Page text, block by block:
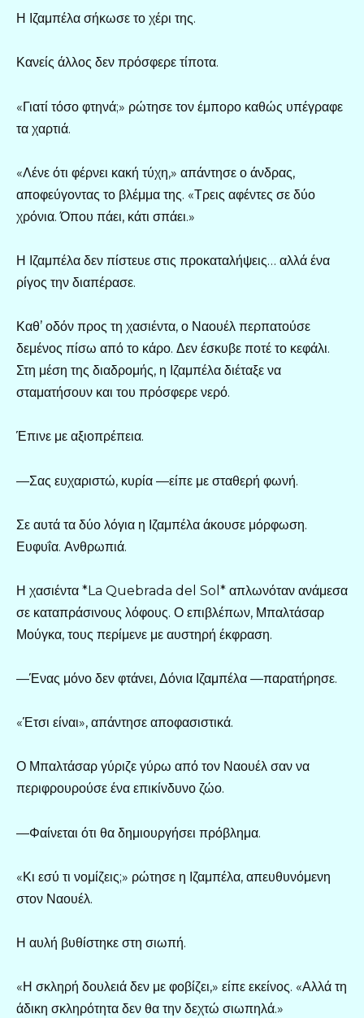
Η Ιζαμπέλα σήκωσε το χέρι της.
Κανείς άλλος δεν πρόσφερε τίποτα.
«Γιατί τόσο φτηνά;» ρώτησε τον έμπορο καθώς υπέγραφε
τα χαρτιά.
«Λένε ότι φέρνει κακή τύχη,» απάντησε ο άνδρας,
αποφεύγοντας το βλέμμα της. «Τρεις αφέντες σε δύο
χρόνια. Όπου πάει, κάτι σπάει.»
Η Ιζαμπέλα δεν πίστευε στις προκαταλήψεις… αλλά ένα
ρίγος την διαπέρασε.
Καθ’ οδόν προς τη χασιέντα, ο Ναουέλ περπατούσε
δεμένος πίσω από το κάρο. Δεν έσκυβε ποτέ το κεφάλι.
Στη μέση της διαδρομής, η Ιζαμπέλα διέταξε να
σταματήσουν και του πρόσφερε νερό.
Έπινε με αξιοπρέπεια.
—Σας ευχαριστώ, κυρία —είπε με σταθερή φωνή.
Σε αυτά τα δύο λόγια η Ιζαμπέλα άκουσε μόρφωση.
Ευφυΐα. Ανθρωπιά.
Η χασιέντα *La Quebrada del Sol* απλωνόταν ανάμεσα
σε καταπράσινους λόφους. Ο επιβλέπων, Μπαλτάσαρ
Μούγκα, τους περίμενε με αυστηρή έκφραση.
—Ένας μόνο δεν φτάνει, Δόνια Ιζαμπέλα —παρατήρησε.
«Έτσι είναι», απάντησε αποφασιστικά.
Ο Μπαλτάσαρ γύριζε γύρω από τον Ναουέλ σαν να
περιφρουρούσε ένα επικίνδυνο ζώο.
—Φαίνεται ότι θα δημιουργήσει πρόβλημα.
«Κι εσύ τι νομίζεις;» ρώτησε η Ιζαμπέλα, απευθυνόμενη
στον Ναουέλ.
Η αυλή βυθίστηκε στη σιωπή.
«Η σκληρή δουλειά δεν με φοβίζει,» είπε εκείνος. «Αλλά τη
άδικη σκληρότητα δεν θα την δεχτώ σιωπηλά.»